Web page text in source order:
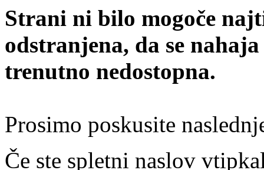
Strani ni bilo mogoče
odstranjena, da se
trenutno nedostopna.
Prosimo poskusite
Če ste spletni naslov